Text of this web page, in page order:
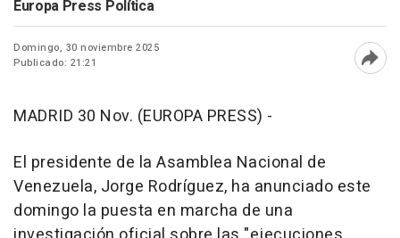
Europa Press Política
Domingo, 30 noviembre 2025
Publicado: 21:21
MADRID 30 Nov. (EUROPA PRESS) -
El presidente de la Asamblea Nacional de
Venezuela, Jorge Rodríguez, ha anunciado este
domingo la puesta en marcha de una